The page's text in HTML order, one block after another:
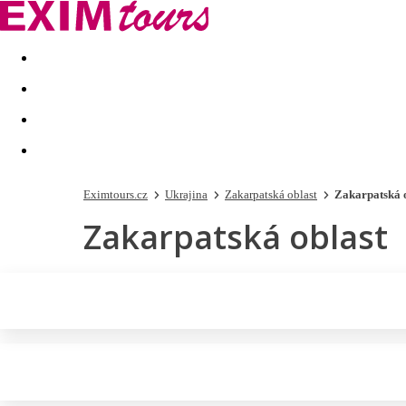
Akční nabídky Last minute
Eximtours.cz Ukrajina Zakarpatská oblast Zakarpatská
Zakarpatská oblast